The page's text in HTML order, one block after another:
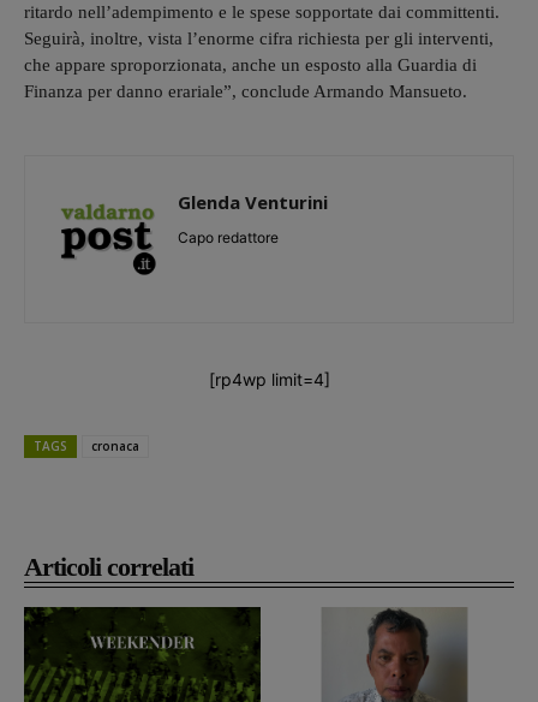
Articoli correlati
ritardo nell’adempimento e le spese sopportate dai committenti.
Seguirà, inoltre, vista l’enorme cifra richiesta per gli interventi,
che appare sproporzionata, anche un esposto alla Guardia di
Finanza per danno erariale”, conclude Armando Mansueto.
Glenda Venturini
Capo redattore
[rp4wp limit=4]
TAGS cronaca